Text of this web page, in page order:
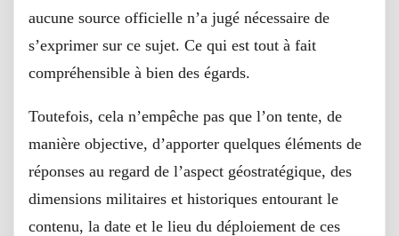
aucune source officielle n’a jugé nécessaire de
s’exprimer sur ce sujet. Ce qui est tout à fait
compréhensible à bien des égards.
Toutefois, cela n’empêche pas que l’on tente, de
manière objective, d’apporter quelques éléments de
réponses au regard de l’aspect géostratégique, des
dimensions militaires et historiques entourant le
contenu, la date et le lieu du déploiement de ces